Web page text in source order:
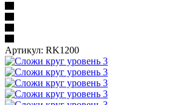
Артикул: RK1200